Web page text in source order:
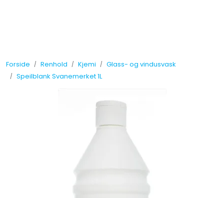
Forside Renhold Kjemi
Glass- og vindusvask
Speilblank Svanemerket 1L
Måleinstrumenter